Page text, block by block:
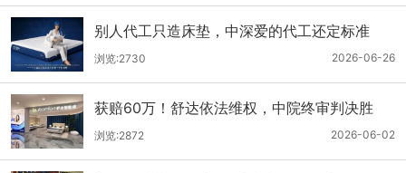
别人代工只造床垫，中深爱的代工还定标准
——智能床垫ODM代工的首选
2026-06-26
浏览:2730
获赔60万！舒达依法维权，中院终审判决胜
诉，严正抵制跨境商标侵权及不正当竞争2026-06-02
浏览:2872